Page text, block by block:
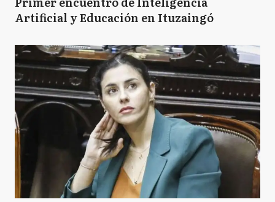
Artificial y Educación en Ituzaingó